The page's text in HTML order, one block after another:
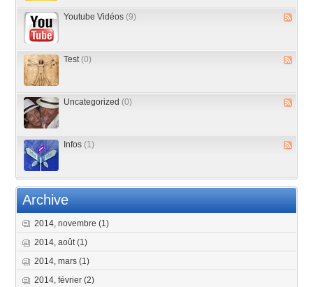
Youtube Vidéos (9)
Test (0)
Uncategorized (0)
Infos (1)
Archive
2014, novembre(1)
2014, août(1)
2014, mars(1)
2014, février(2)